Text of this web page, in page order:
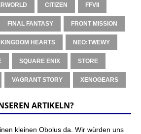
CITIZEN FFVII
FINAL FANTASY FRONT MISSION
KINGDOM HEARTS NEO:TWEWY
SQUARE ENIX STORE
VAGRANT STORY XENOGEARS
ARTIKELN?
kleinen Obolus da. Wir würden uns